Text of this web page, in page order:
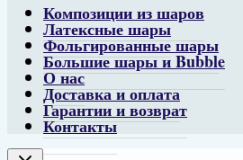
Композиции из шаров
Латексные шары
Фольгированные шары
Большие шары и Bubble
О нас
Доставка и оплата
Гарантии и возврат
Контакты